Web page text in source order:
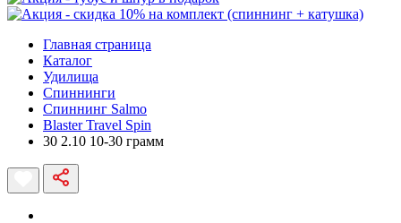
Главная страница
Каталог
Удилища
Спиннинги
Спиннинг Salmo
Blaster Travel Spin
30 2.10 10-30 грамм